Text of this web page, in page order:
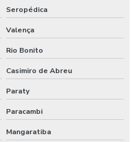
E Industriais
Seropédica
Valença
Rio Bonito
Casimiro de Abreu
Paraty
Paracambi
Mangaratiba